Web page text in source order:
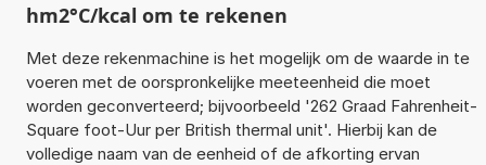
hm2°C/kcal om te rekenen
Met deze rekenmachine is het mogelijk om de waarde in te
voeren met de oorspronkelijke meeteenheid die moet
worden geconverteerd; bijvoorbeeld '262 Graad Fahrenheit-
Square foot-Uur per British thermal unit'. Hierbij kan de
volledige naam van de eenheid of de afkorting ervan